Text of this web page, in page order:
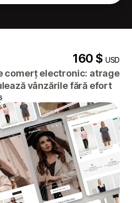
160 $USD
comerț electronic: atrage
vânzările fără efort